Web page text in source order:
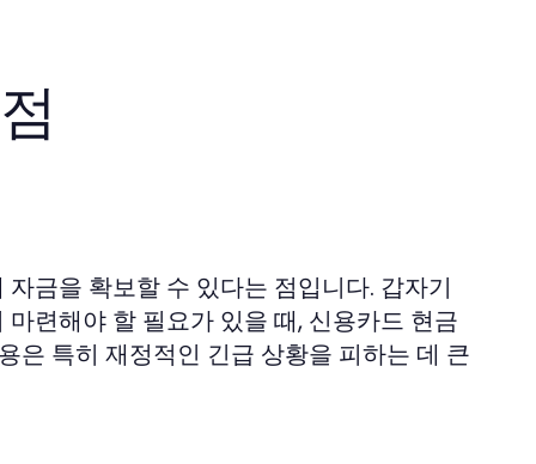
금을 확보할 수 있다는 점입니다. 갑자기
련해야 할 필요가 있을 때, 신용카드 현금
은 특히 재정적인 긴급 상황을 피하는 데 큰